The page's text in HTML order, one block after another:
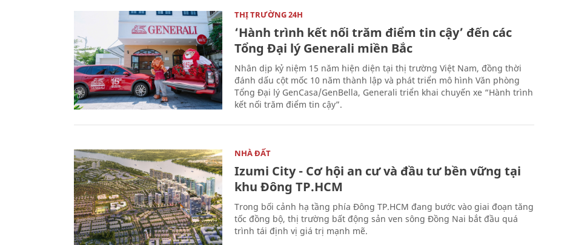
THỊ TRƯỜNG 24H
‘Hành trình kết nối trăm điểm tin cậy’ đến các
Tổng Đại lý Generali miền Bắc
Nhân dịp kỷ niệm 15 năm hiện diện tại thị trường Việt Nam, đồng thời
đánh dấu cột mốc 10 năm thành lập và phát triển mô hình Văn phòng
Tổng Đại lý GenCasa/GenBella, Generali triển khai chuyến xe “Hành trình
kết nối trăm điểm tin cậy”.
NHÀ ĐẤT
Izumi City - Cơ hội an cư và đầu tư bền vững tại
khu Đông TP.HCM
Trong bối cảnh hạ tầng phía Đông TP.HCM đang bước vào giai đoạn tăng
tốc đồng bộ, thị trường bất động sản ven sông Đồng Nai bắt đầu quá
trình tái định vị giá trị mạnh mẽ.